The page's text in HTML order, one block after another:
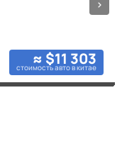
≈ $11 303
стоимость авто в китае